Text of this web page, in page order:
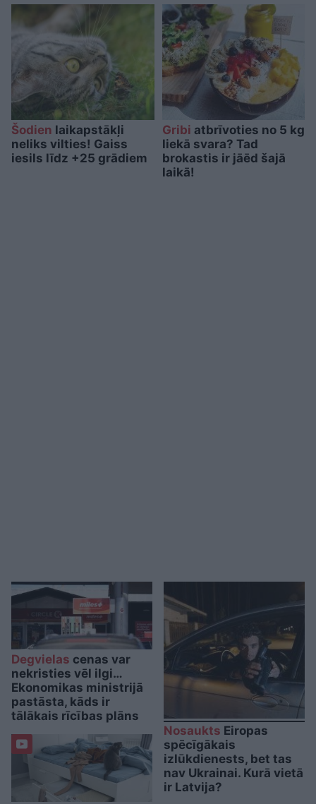
Šodien laikapstākļi
neliks vilties! Gaiss
iesils līdz +25 grādiem
Gribi atbrīvoties no 5 kg
liekā svara? Tad
brokastis ir jāēd šajā
laikā!
Degvielas cenas var
nekristies vēl ilgi…
Ekonomikas ministrijā
pastāsta, kāds ir
tālākais rīcības plāns
Nosaukts Eiropas
spēcīgākais
izlūkdienests, bet tas
nav Ukrainai. Kurā vietā
ir Latvija?